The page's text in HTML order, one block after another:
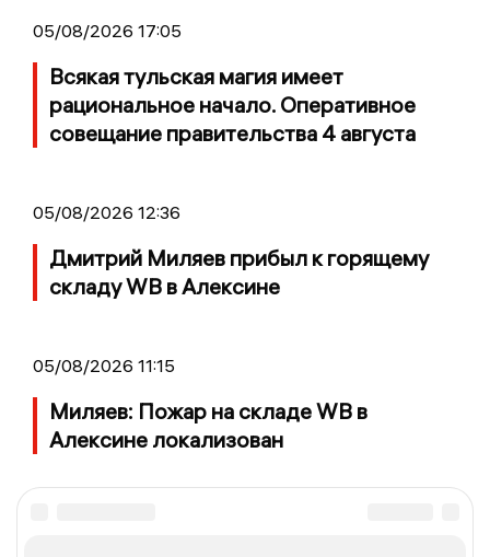
05/08/2026 17:05
Всякая тульская магия имеет
рациональное начало. Оперативное
совещание правительства 4 августа
05/08/2026 12:36
Дмитрий Миляев прибыл к горящему
складу WB в Алексине
05/08/2026 11:15
Миляев: Пожар на складе WB в
Алексине локализован